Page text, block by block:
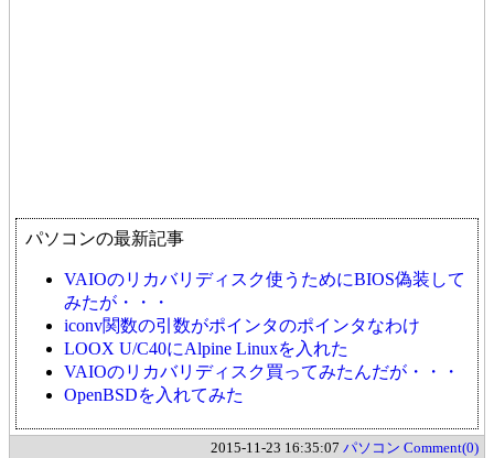
パソコンの最新記事
VAIOのリカバリディスク使うためにBIOS偽装して
みたが・・・
iconv関数の引数がポインタのポインタなわけ
LOOX U/C40にAlpine Linuxを入れた
VAIOのリカバリディスク買ってみたんだが・・・
OpenBSDを入れてみた
2015-11-23 16:35:07 パソコン Comment(0)